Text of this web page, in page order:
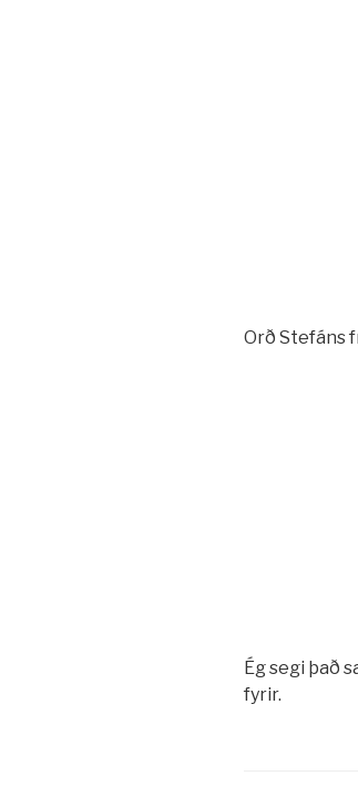
Orð Stefáns
Ég segi það
fyrir.